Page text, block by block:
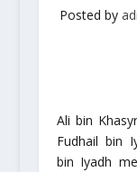
Posted by
Ali bin
Fudhail bin
bin Iyadh